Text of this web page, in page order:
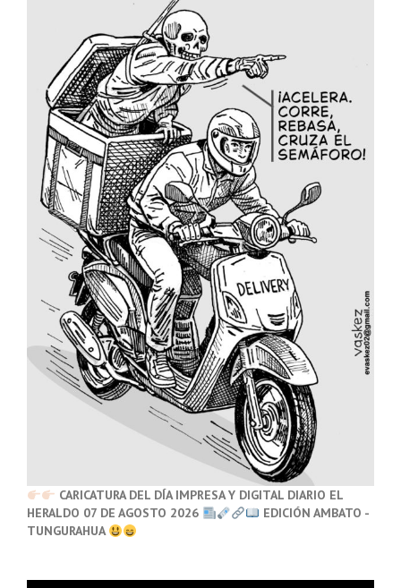
CARICATURA DEL DÍA IMPRESA Y DIGITAL DIARIO EL
HERALDO 07 DE AGOSTO 2026
EDICIÓN AMBATO -
TUNGURAHUA